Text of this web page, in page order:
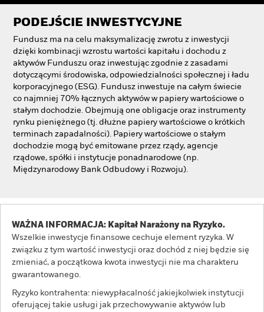
PODEJŚCIE INWESTYCYJNE
Fundusz ma na celu maksymalizację zwrotu z inwestycji
dzięki kombinacji wzrostu wartości kapitału i dochodu z
aktywów Funduszu oraz inwestując zgodnie z zasadami
dotyczącymi środowiska, odpowiedzialności społecznej i ładu
korporacyjnego (ESG). Fundusz inwestuje na całym świecie
co najmniej 70% łącznych aktywów w papiery wartościowe o
stałym dochodzie. Obejmują one obligacje oraz instrumenty
rynku pieniężnego (tj. dłużne papiery wartościowe o krótkich
terminach zapadalności). Papiery wartościowe o stałym
dochodzie mogą być emitowane przez rządy, agencje
rządowe, spółki i instytucje ponadnarodowe (np.
Międzynarodowy Bank Odbudowy i Rozwoju).
WAŻNA INFORMACJA: Kapitał Narażony na Ryzyko.
Wszelkie inwestycje finansowe cechuje element ryzyka. W
związku z tym wartość inwestycji oraz dochód z niej będzie się
zmieniać, a początkowa kwota inwestycji nie ma charakteru
gwarantowanego.
Ryzyko kontrahenta: niewypłacalność jakiejkolwiek instytucji
oferującej takie usługi jak przechowywanie aktywów lub